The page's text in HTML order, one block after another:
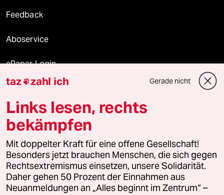
Feedback
Aboservice
ePaper Login
Downloads für Abonnierende
© 2026 taz Verlags und Vertriebs GmbH
Alle Rechte vorbehalten. Bei rechtlichen Fragen oder für Genehmigungen
wenden Sie sich bitte an
lizenzen@taz.de
Feedback Redaktionsstatut Kommune-Richtlinien
taz zahl ich Gerade nicht
Links lesen, rechts
bekämpfen
Mit doppelter Kraft für eine offene Gesellschaft!
Besonders jetzt brauchen Menschen, die sich gegen
Rechtsextremismus einsetzen, unsere Solidarität.
Daher gehen 50 Prozent der Einnahmen aus
Neuanmeldungen an „Alles beginnt im Zentrum“ –